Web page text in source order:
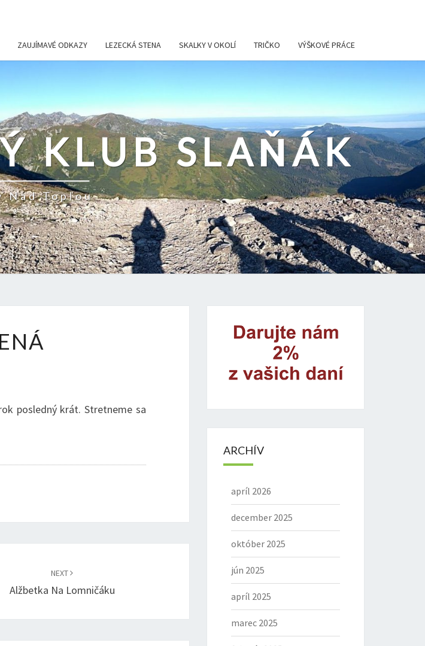
ZAUJÍMAVÉ ODKAZY LEZECKÁ STENA SKALKY V OKOLÍ TRIČKO VÝŠKOVÉ PRÁCE
KLUB SLAŇÁK
Nad Topľou
posledný krát. Stretneme sa
NEXT
Alžbetka Na Lomničáku
ARCHÍV
apríl 2026
december 2025
október 2025
jún 2025
apríl 2025
marec 2025